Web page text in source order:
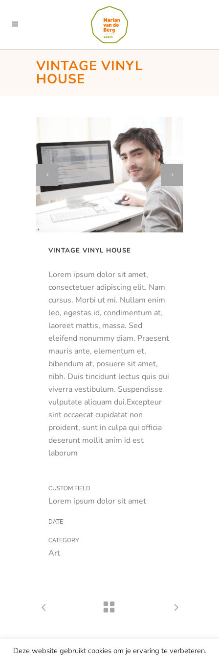
VINTAGE VINYL
HOUSE
VINTAGE VINYL HOUSE
Lorem ipsum dolor sit amet,
consectetuer adipiscing elit. Nam
cursus. Morbi ut mi. Nullam enim
leo, egestas id, condimentum at,
laoreet mattis, massa. Sed
eleifend nonummy diam. Praesent
mauris ante, elementum et,
bibendum at, posuere sit amet,
nibh. Duis tincidunt lectus quis dui
viverra vestibulum. Suspendisse
vulputate aliquam dui.Excepteur
sint occaecat cupidatat non
proident, sunt in culpa qui officia
deserunt mollit anim id est
laborum
CUSTOM FIELD
Lorem ipsum dolor sit amet
DATE
CATEGORY
Art
© Copyright Marian van de Berg — website & concept ontwikkeld door
Deze website gebruikt cookies om je ervaring te verbeteren.